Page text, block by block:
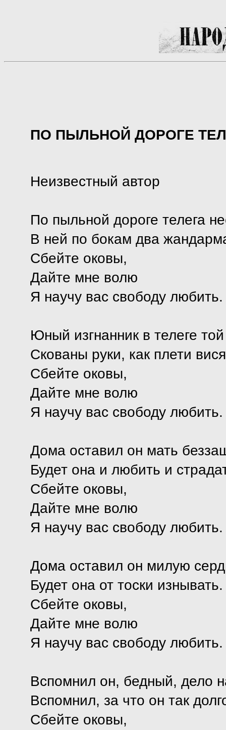
ПО ПЫЛЬНОЙ ДОРОГЕ
Неизвестный автор
По пыльной дороге телега
В ней по бокам два
Сбейте оковы,
Дайте мне волю
Я научу вас свободу любить.
Юный изгнанник в телеге
Скованы руки, как плети
Сбейте оковы,
Дайте мне волю
Я научу вас свободу любить.
Дома оставил он мать
Будет она и любить и
Сбейте оковы,
Дайте мне волю
Я научу вас свободу любить.
Дома оставил он милую
Будет она от тоски изнывать.
Сбейте оковы,
Дайте мне волю
Я научу вас свободу любить.
Вспомнил он, бедный, дело
Вспомнил, за что он так
Сбейте оковы,